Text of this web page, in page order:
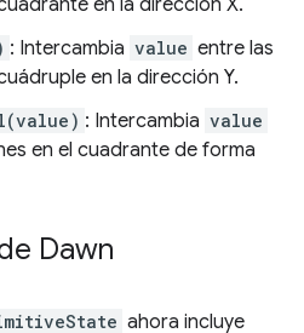
en la dirección X.
: Intercambia value entre las
en la dirección Y.
: Intercambia value
en el cuadrante de forma
Dawn
ahora incluye